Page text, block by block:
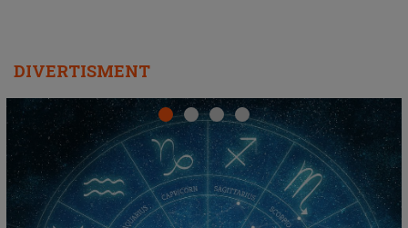
DIVERTISMENT